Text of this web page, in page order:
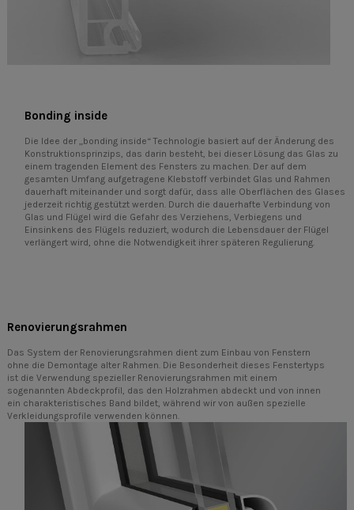
Bonding inside
Die Idee der „bonding inside“ Technologie basiert auf der Änderung des
Konstruktionsprinzips, das darin besteht, bei dieser Lösung das Glas zu
einem tragenden Element des Fensters zu machen. Der auf dem
gesamten Umfang aufgetragene Klebstoff verbindet Glas und Rahmen
dauerhaft miteinander und sorgt dafür, dass alle Oberflächen des Glases
jederzeit richtig gestützt werden. Durch die dauerhafte Verbindung von
Glas und Flügel wird die Gefahr des Verziehens, Verbiegens und
Einsinkens des Flügels reduziert, wodurch die Lebensdauer der Flügel
verlängert wird, ohne die Notwendigkeit ihrer späteren Regulierung.
Renovierungsrahmen
Das System der Renovierungsrahmen dient zum Einbau von Fenstern
ohne die Demontage alter Rahmen. Die Besonderheit dieses Fenstertyps
ist die Verwendung spezieller Renovierungsrahmen mit einem
sogenannten Abdeckprofil, das den Holzrahmen abdeckt und von innen
ein charakteristisches Band bildet, während wir von außen spezielle
Verkleidungsprofile verwenden können.